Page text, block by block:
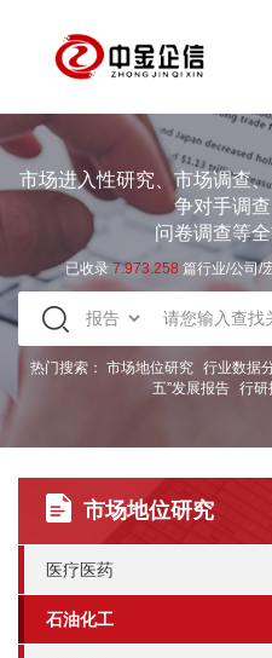
市场进入性研究、市场调查
争对手调
问卷调查等
已收录 7.973.258 篇行业/公司/
热门搜索： 市场地位研究 行业数据
五”发展报告 行研
市场地位研究
医疗医药
石油化工